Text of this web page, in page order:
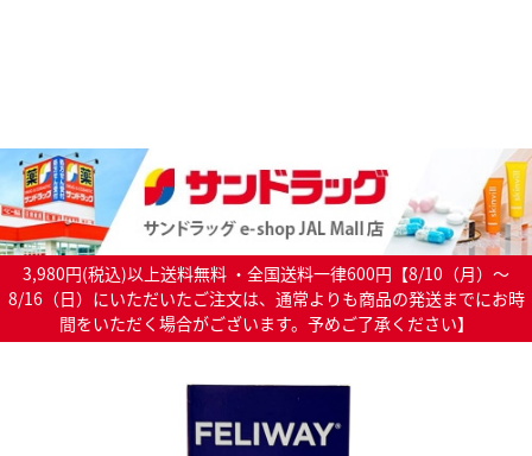
3,980円(税込)以上送料無料 ・全国送料一律600円【8/10（月）～
8/16（日）にいただいたご注文は、通常よりも商品の発送までにお時
間をいただく場合がございます。予めご了承ください】